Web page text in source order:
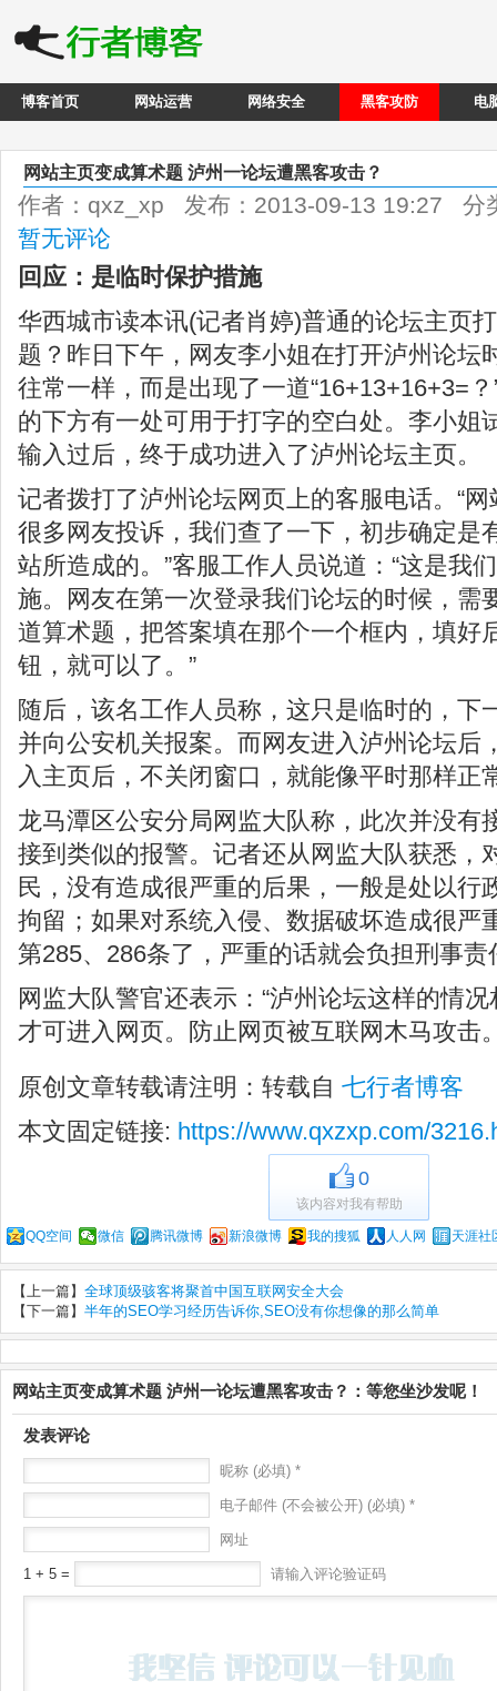
博客首页 网站运营 网络安全 黑客攻防 电
网站主页变成算术题 泸州一论坛遭黑客攻击？
作者：qxz_xp 发布：2013-09-13 19:27 分
暂无评论
回应：是临时保护措施
华西城市读本讯(记者肖婷)普通的论坛主页
题？昨日下午，网友李小姐在打开泸州论坛
往常一样，而是出现了一道“16+13+16+3=
的下方有一处可用于打字的空白处。李小姐
输入过后，终于成功进入了泸州论坛主页。
记者拨打了泸州论坛网页上的客服电话。“
很多网友投诉，我们查了一下，初步确定是
站所造成的。”客服工作人员说道：“这是我
施。网友在第一次登录我们论坛的时候，需
道算术题，把答案填在那个一个框内，填好
钮，就可以了。”
随后，该名工作人员称，这只是临时的，下
并向公安机关报案。而网友进入泸州论坛后
入主页后，不关闭窗口，就能像平时那样正
龙马潭区公安分局网监大队称，此次并没有
接到类似的报警。记者还从网监大队获悉，
民，没有造成很严重的后果，一般是处以行
拘留；如果对系统入侵、数据破坏造成很严
第285、286条了，严重的话就会负担刑事责
网监大队警官还表示：“泸州论坛这样的情
才可进入网页。防止网页被互联网木马攻击
原创文章转载请注明：转载自 七行者博客
本文固定链接: https://www.qxzxp.com/
0
该内容对我有帮助
QQ空间 微信 腾讯微博 新浪微博 我的搜狐 人人网 天涯社
【上一篇】 全球顶级骇客将聚首中国互联网安全大会
【下一篇】 半年的SEO学习经历告诉你,SEO没有你想像的那么简单
网站主页变成算术题 泸州一论坛遭黑客攻击？：等您坐沙发呢！
发表评论
昵称 (必填) *
电子邮件 (不会被公开) (必填) *
网址
1 + 5 = 请输入评论验证码